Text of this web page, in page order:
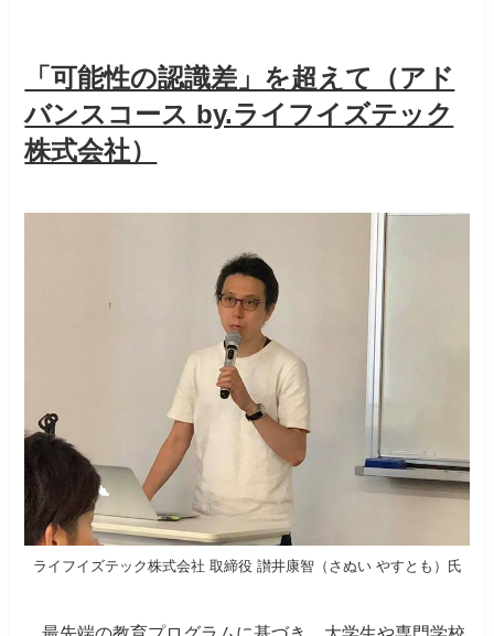
「可能性の認識差」を超えて（アド
バンスコース by.ライフイズテック
株式会社）
ライフイズテック株式会社 取締役 讃井康智（さぬい やすとも）氏